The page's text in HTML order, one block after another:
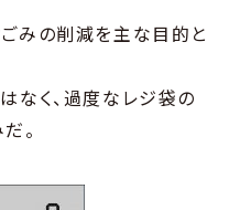
みの削減を主な目的と
なく、過度なレジ袋の
。